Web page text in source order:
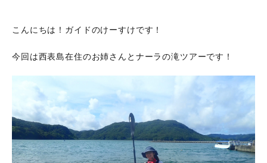
こんにちは！ガイドのけーすけです！
今回は西表島在住のお姉さんとナーラの滝ツアーです！